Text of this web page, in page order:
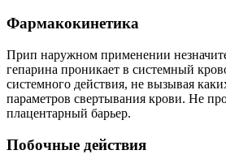
Фармакокинетика
Прип наружном применении
гепарина проникает в системный
системного действия, не вызывая
параметров свертывания крови. Не
плацентарный барьер.
Побочные действия